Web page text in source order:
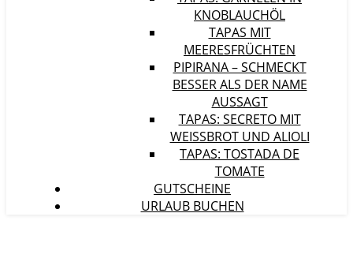
KNOBLAUCHÖL
TAPAS MIT
MEERESFRÜCHTEN
PIPIRANA – SCHMECKT
BESSER ALS DER NAME
AUSSAGT
TAPAS: SECRETO MIT
WEISSBROT UND ALIOLI
TAPAS: TOSTADA DE
TOMATE
GUTSCHEINE
URLAUB BUCHEN